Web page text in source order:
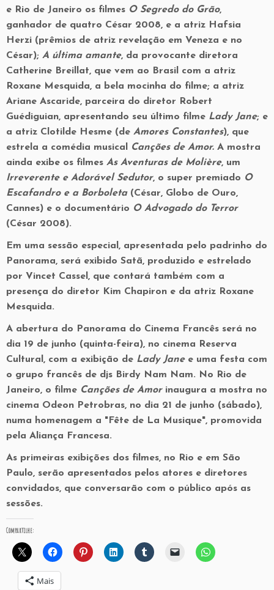
e Rio de Janeiro os filmes O Segredo do Grão,
ganhador de quatro César 2008, e a atriz Hafsia
Herzi (prêmios de atriz revelação em Veneza e no
César); A última amante, da provocante diretora
Catherine Breillat, que vem ao Brasil com a atriz
Roxane Mesquida, a bela mocinha do filme; a atriz
Ariane Ascaride, parceira do diretor Robert
Guédiguian, apresentando seu último filme Lady Jane; e
a atriz Clotilde Hesme (de Amores Constantes), que
estrela a comédia musical
Canções de Amor. A mostra
ainda exibe os filmes As Aventuras de Molière, um
Irreverente e Adorável Sedutor, o super premiado O
Escafandro e a Borboleta (César, Globo de Ouro,
Cannes) e o documentário O Advogado do Terror
(César 2008).
Em uma sessão especial, apresentada pelo padrinho do
Panorama, será exibido Satã, produzido e estrelado
por Vincet Cassel, que contará também com a
presença do diretor Kim Chapiron e da atriz Roxane
Mesquida.
A abertura do Panorama do Cinema Francês será no
dia 19 de junho (quinta-feira), no cinema Reserva
Cultural, com a exibição de Lady Janee uma festa com
o grupo francês de djs Birdy Nam Nam. No Rio de
Janeiro, o filme Canções de Amor inaugura a mostra no
cinema Odeon Petrobras, no dia 21 de junho (sábado),
numa homenagem a "Fête de La Musique", promovida
pela Aliança Francesa.
As primeiras exibições dos filmes, no Rio e em São
Paulo, serão apresentados pelos atores e diretores
convidados, que conversarão com o público após as
sessões.
Compartilhe:
Mais